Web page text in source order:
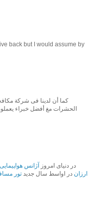
back but I would assume by
كما أن لدينا فى شركة
الحشرات مغ أفضل خبراء
در دنیای امروز
آژانس هواپیمایی
ارزان در اواسط سال جدید تور